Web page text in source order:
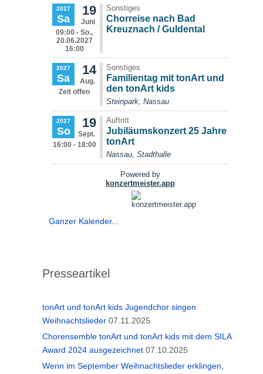
Ganzer Kalender...
Presseartikel
tonArt und tonArt kids Jugendchor singen
Weihnachtslieder 07.11.2025
Chorensemble tonArt und tonArt kids mit dem SILA
Award 2024 ausgezeichnet 07.10.2025
Wenn im September Weihnachtslieder erklingen,